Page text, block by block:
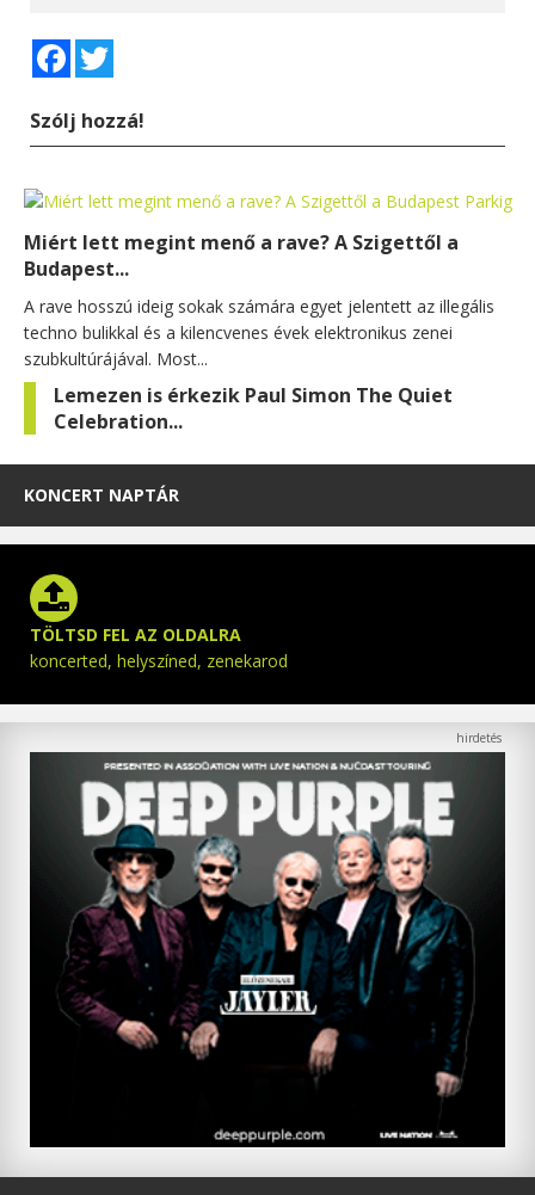
Facebook
Szólj hozzá!
Miért lett megint menő a rave? A Szigettől a
Budapest...
A rave hosszú ideig sokak számára egyet jelentett az illegális
techno bulikkal és a kilencvenes évek elektronikus zenei
szubkultúrájával. Most...
Lemezen is érkezik Paul Simon The Quiet
Celebration...
KONCERT NAPTÁR
TÖLTSD FEL AZ OLDALRA
koncerted, helyszíned, zenekarod